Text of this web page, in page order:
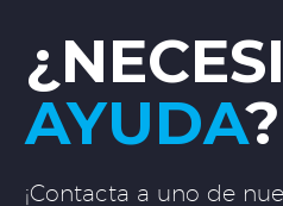
AYUDA?
¡Contacta a uno de